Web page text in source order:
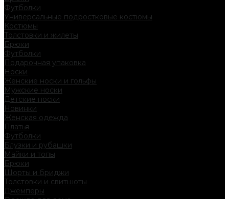
Футболки
Универсальные подростковые костюмы
Костюмы
Толстовки и жилеты
Брюки
Футболки
Подарочная упаковка
Носки
Женские носки и гольфы
Мужские носки
Детские носки
Новинки
Женская одежда
Платья
Футболки
Блузки и рубашки
Майки и топы
Брюки
Шорты и бриджи
Толстовки и свитшоты
Джемперы